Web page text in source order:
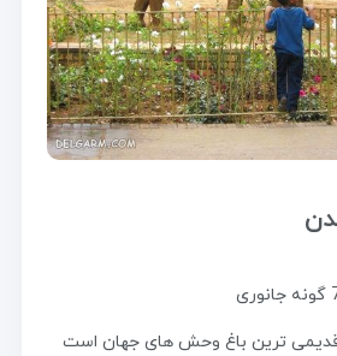
ترین باغ وحش های جهان است